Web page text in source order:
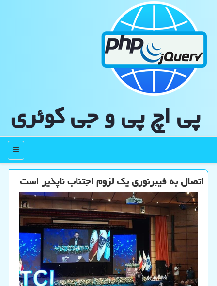
پی اچ پی و جی كوئری
منو
اتصال به فیبرنوری یک لزوم اجتناب ناپذیر است